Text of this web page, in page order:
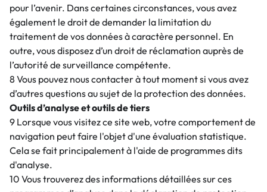
pour l’avenir. Dans certaines circonstances, vous avez
également le droit de demander la limitation du
traitement de vos données à caractère personnel. En
outre, vous disposez d’un droit de réclamation auprès de
l’autorité de surveillance compétente.
8 Vous pouvez nous contacter à tout moment si vous avez
d’autres questions au sujet de la protection des données.
Outils d’analyse et outils de tiers
9 Lorsque vous visitez ce site web, votre comportement de
navigation peut faire l'objet d'une évaluation statistique.
Cela se fait principalement à l'aide de programmes dits
d'analyse.
10 Vous trouverez des informations détaillées sur ces